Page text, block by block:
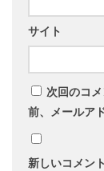
サイト
次回のコ
前、メールア
新しいコメン